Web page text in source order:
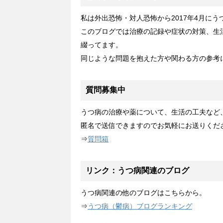
私は外出恐怖・対人恐怖から2017年4月にう
このブログでは治療の記録や症状の対策、
綴ってます。
同じような問題を抱えた方や関わる方の参考
質問募集中
うつ病の治療や薬について、生活の工夫など
匿名で送信できますのでお気軽にお送りくだ
⇒質問箱
リンク：うつ病関連のブログ
うつ病関連の他のブログはこちらから。
⇒うつ病（鬱病）ブログランキング